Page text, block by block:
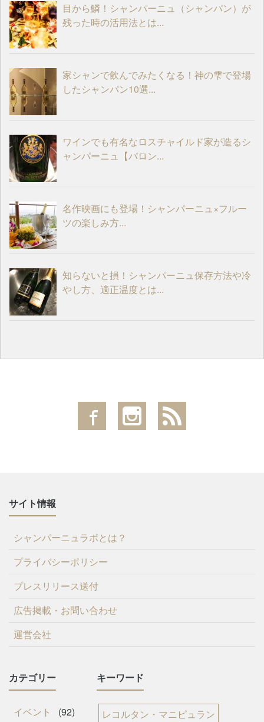
目から鱗！シャンパーニュ（シャンパン）が
残った時の活用法とは...
家シャンで飲んでみたくなる！神の雫で登場
したシャンパン10選...
ワインでも有名なロスチャイルド家が造るシ
ャンパーニュ【バロン...
名作映画にも登場！シャンパーニュ×フルー
ツの楽しみ方...
知らないと損！シャンパーニュ保存方法や冷
やし方、適正温度とは...
サイト情報
シャンパーニュラボとは？
プライバシーポリシー
プレスリリース送付
広告掲載・お問い合わせ
運営会社
カテゴリー
イベント
(92)
キーワード
レコルタン・マニピュラン